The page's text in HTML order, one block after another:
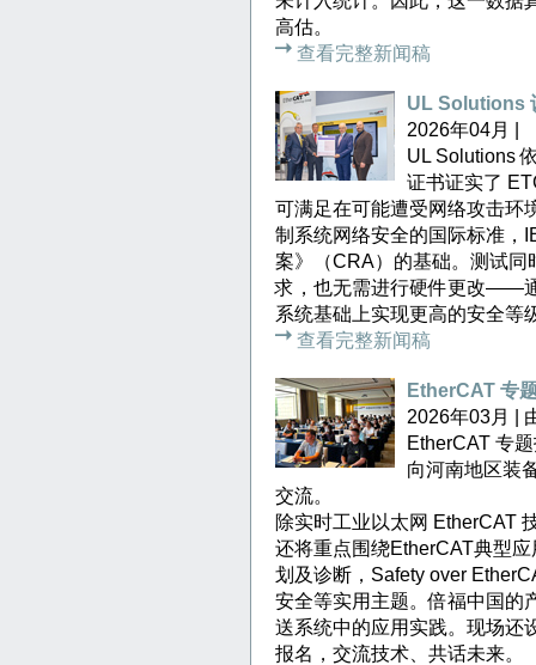
高估。
查看完整新闻稿
UL Solutions
2026年04月 |
UL Solutions
证书证实了
可满足在可能遭受网络攻击环
制系统网络安全的国际标准，
案》（CRA）的基础。测试同
求，也无需进行硬件更改——
系统基础上实现更高的安全等
查看完整新闻稿
EtherCAT 专
2026年03月 |
EtherCAT 专
向河南地区装
交流。
除实时工业以太网 EtherCAT
还将重点围绕EtherCAT典型
划及诊断，Safety over
安全等实用主题。倍福中国的
送系统中的应用实践。现场还
报名，交流技术、共话未来。